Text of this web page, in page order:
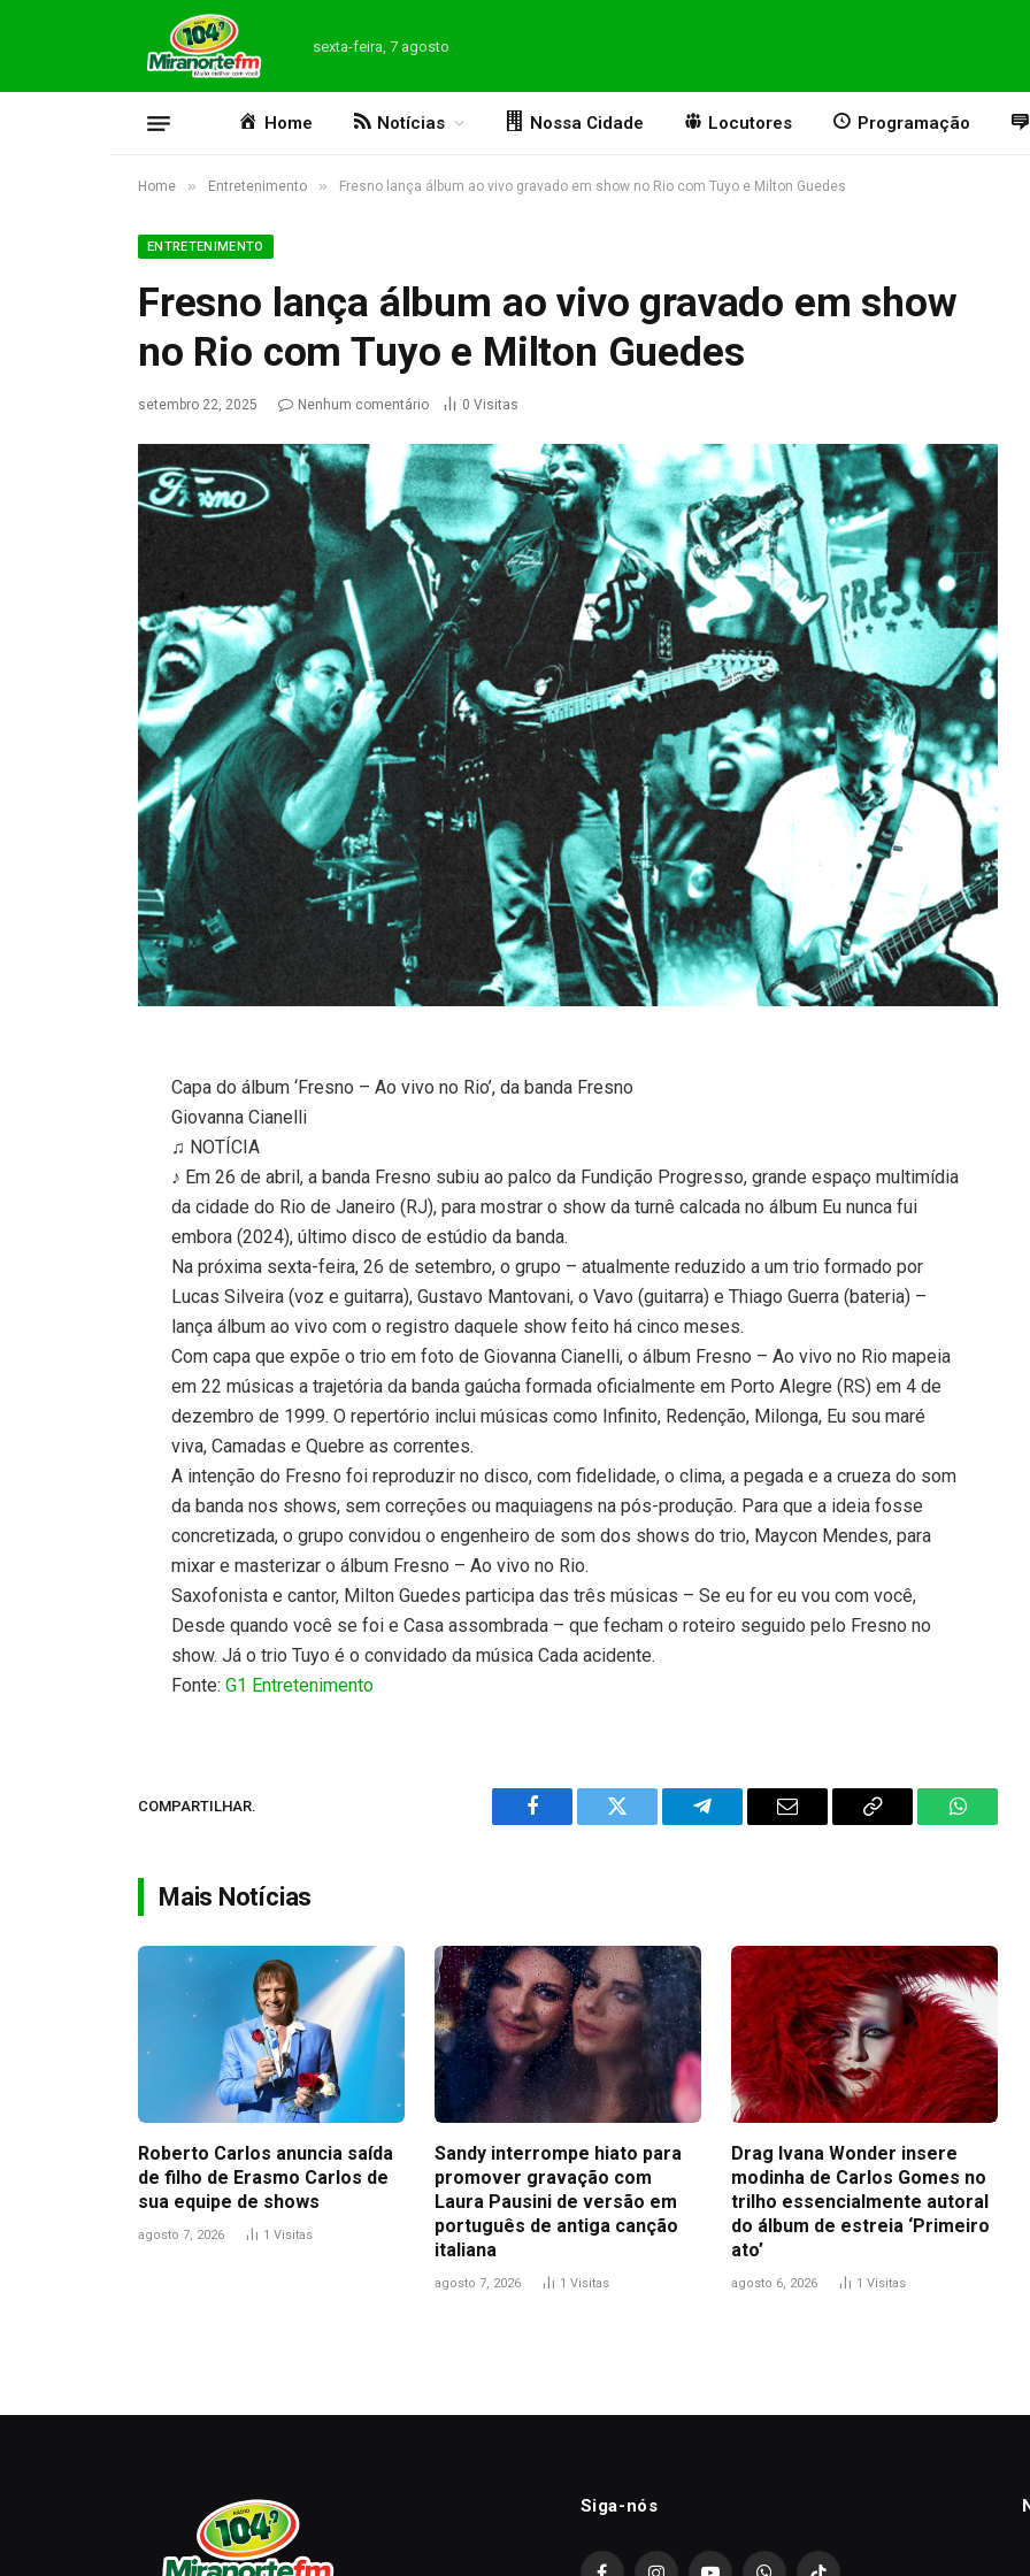
sexta-feira, 7 agosto
Home Notícias Nossa Cidade Locutores Programação
Home » Entretenimento » Fresno lança álbum ao vivo gravado em show no Rio com Tuyo e Milton Guedes
ENTRETENIMENTO
Fresno lança álbum ao vivo gravado em show
no Rio com Tuyo e Milton Guedes
setembro 22, 2025 Nenhum comentário 0 Visitas
Capa do álbum ‘Fresno – Ao vivo no Rio’, da banda Fresno
Giovanna Cianelli
♫ NOTÍCIA
♪ Em 26 de abril, a banda Fresno subiu ao palco da Fundição Progresso, grande espaço multimídia
da cidade do Rio de Janeiro (RJ), para mostrar o show da turnê calcada no álbum Eu nunca fui
embora (2024), último disco de estúdio da banda.
Na próxima sexta-feira, 26 de setembro, o grupo – atualmente reduzido a um trio formado por
Lucas Silveira (voz e guitarra), Gustavo Mantovani, o Vavo (guitarra) e Thiago Guerra (bateria) –
lança álbum ao vivo com o registro daquele show feito há cinco meses.
Com capa que expõe o trio em foto de Giovanna Cianelli, o álbum Fresno – Ao vivo no Rio mapeia
em 22 músicas a trajetória da banda gaúcha formada oficialmente em Porto Alegre (RS) em 4 de
dezembro de 1999. O repertório inclui músicas como Infinito, Redenção, Milonga, Eu sou maré
viva, Camadas e Quebre as correntes.
A intenção do Fresno foi reproduzir no disco, com fidelidade, o clima, a pegada e a crueza do som
da banda nos shows, sem correções ou maquiagens na pós-produção. Para que a ideia fosse
concretizada, o grupo convidou o engenheiro de som dos shows do trio, Maycon Mendes, para
mixar e masterizar o álbum Fresno – Ao vivo no Rio.
Saxofonista e cantor, Milton Guedes participa das três músicas – Se eu for eu vou com você,
Desde quando você se foi e Casa assombrada – que fecham o roteiro seguido pelo Fresno no
show. Já o trio Tuyo é o convidado da música Cada acidente.
Fonte:G1 Entretenimento
COMPARTILHAR.
Facebook Twitter Telegram Email
Copy
Mais Notícias
Roberto Carlos anuncia saída
de filho de Erasmo Carlos de
sua equipe de shows
agosto 7, 2026 1 Visitas
Sandy interrompe hiato para
promover gravação com
Laura Pausini de versão em
português de antiga canção
italiana
agosto 7, 2026 1 Visitas
Drag Ivana Wonder insere
modinha de Carlos Gomes no
trilho essencialmente autoral
do álbum de estreia ‘Primeiro
ato’
agosto 6, 2026 1 Visitas
Siga-nós